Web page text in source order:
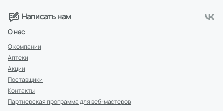
Написать нам
О нас
О компании
Аптеки
Акции
Поставщики
Контакты
Партнерская программа для веб-мастеров